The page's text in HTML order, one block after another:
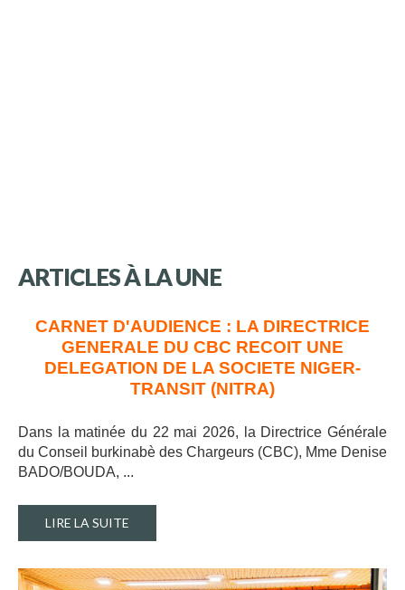
ARTICLESÀLAUNE
CARNET D'AUDIENCE : LA DIRECTRICE
GENERALE DU CBC RECOIT UNE
DELEGATION DE LA SOCIETE NIGER-
TRANSIT (NITRA)
Dans la matinée du 22 mai 2026, la Directrice Générale
du Conseil burkinabè des Chargeurs (CBC), Mme Denise
BADO/BOUDA, ...
LIRE LA SUITE